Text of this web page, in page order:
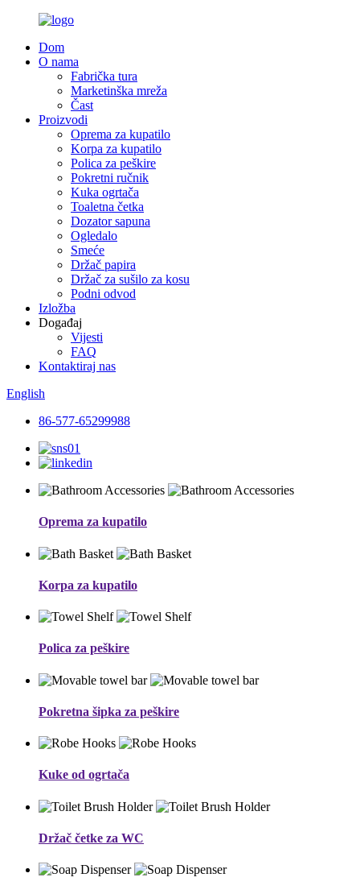
Dom
O nama
Fabrička tura
Marketinška mreža
Čast
Proizvodi
Oprema za kupatilo
Korpa za kupatilo
Polica za peškire
Pokretni ručnik
Kuka ogrtača
Toaletna četka
Dozator sapuna
Ogledalo
Smeće
Držač papira
Držač za sušilo za kosu
Podni odvod
Izložba
Događaj
Vijesti
FAQ
Kontaktiraj nas
English
86-577-65299988
Oprema za kupatilo
Korpa za kupatilo
Polica za peškire
Pokretna šipka za peškire
Kuke od ogrtača
Držač četke za WC